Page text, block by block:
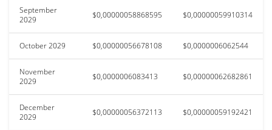
September
2029
$0,00000058868595 $0,00000059910314
October 2029 $0,00000056678108 $0,0000006062544
November
2029
$0,0000006083413 $0,00000062682861
December
2029
$0,00000056372113 $0,00000059192421